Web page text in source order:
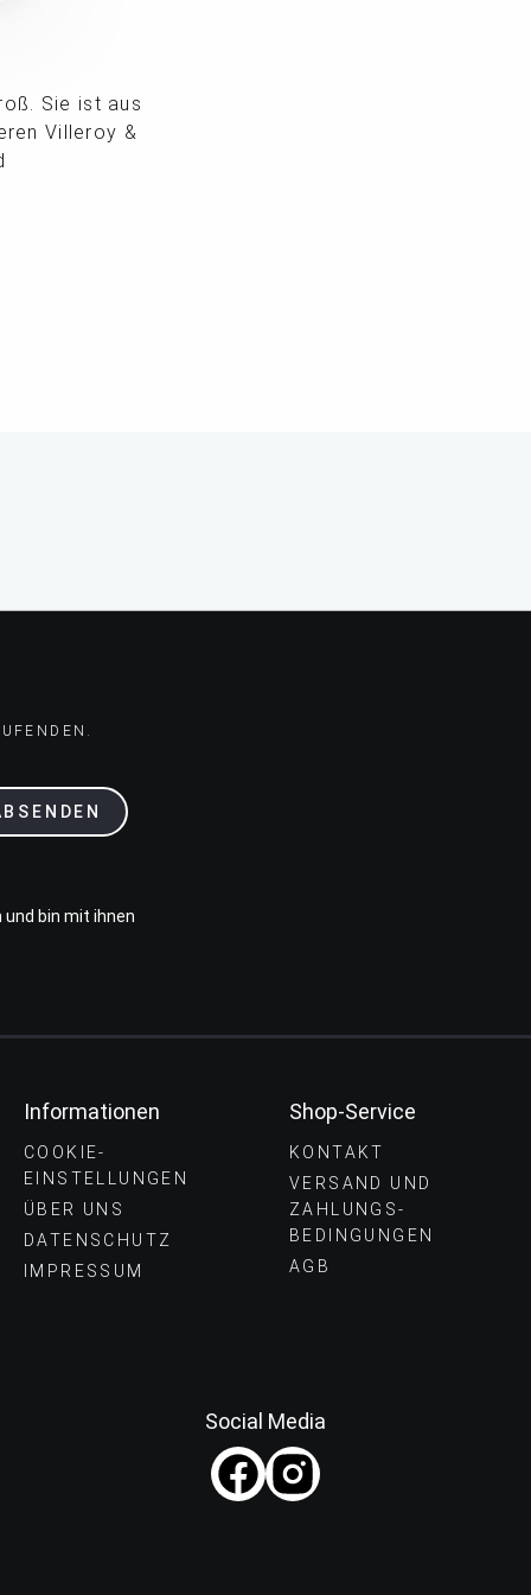
Sie ist aus
Villeroy &
bin mit ihnen
Informationen
COOKIE-
EINSTELLUNGEN
ÜBER UNS
DATENSCHUTZ
IMPRESSUM
Shop-Service
KONTAKT
VERSAND UND
ZAHLUNGS­
BEDINGUNGEN
AGB
Social Media